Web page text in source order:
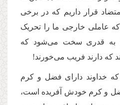
قرار داریم که در برخی
عاملی خارجی ما را تحریک
به قدری سخت می‌شود که
که دارند فریب می‌خورند!
خداوند دارای فضل و کرم
و کرم خودش آفریده است،